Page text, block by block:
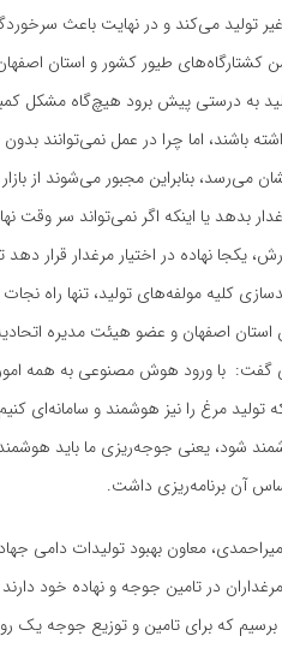
تولید می‌کند و در نهایت باعث
طیور کشور و استان اصفهان
به درستی پیش برود هیچ‌گاه مشکل
باشند، اما چرا در عمل نمی‌توانند
می‌رسد، بنابراین مجبور می‌شوند از
بدهد یا اینکه اگر نمی‌تواند سر وقت
یکجا نهاده در اختیار مرغدار قرار دهد
کلیه مولفه‌های تولید، تنها راه
استان اصفهان و عضو هیئت مدیره
با ورود هوش مصنوعی به همه
تولید مرغ را نیز هوشمند و سامانه‌ای
شود، یعنی جوجه‌ریزی ما باید
آن برنامه‌ریزی داشت.
معاون بهبود تولیدات دامی
در تامین جوجه و نهاده خود
که برای تامین و توزیع جوجه یک